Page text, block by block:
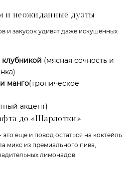
и неожиданные дуэты
и закусок удивят даже искушенных
клубникой (мясная сочность и
манго(тропическое
акцент)
до «Шарлотки»
еще и повод остаться на коктейль.
микс из премиального пива,
лимонадов.